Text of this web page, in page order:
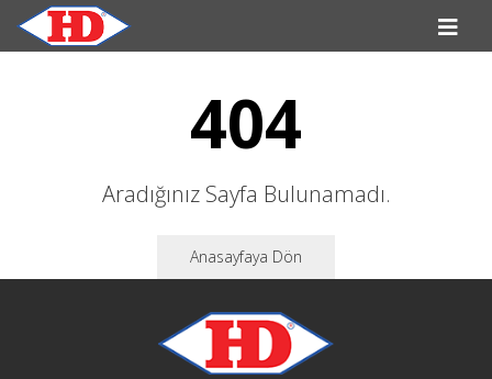
404
Aradığınız Sayfa Bulunamadı.
Anasayfaya Dön